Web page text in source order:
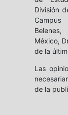
División
México,
de la
Las
de la